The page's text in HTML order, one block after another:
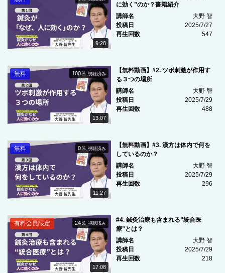
9:28
に効く”のか？書籍紹介
講師名
大野 智
投稿日
2025/7/27
再生回数
547
13:07
100％視聴済み
無料
【無料動画】#2. ツボ刺激が作用す
る３つの場所
講師名
大野 智
投稿日
2025/7/29
再生回数
488
11:27
0％視聴済み
無料
【無料動画】#3. 漢方は体内で何を
しているのか？
講師名
大野 智
投稿日
2025/7/29
再生回数
296
17:08
24％視聴済み
有料会員限定
#4. 鍼灸治療も含まれる”統合医
療”とは？
講師名
大野 智
投稿日
2025/7/29
再生回数
218